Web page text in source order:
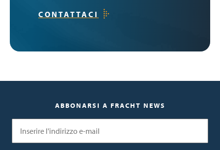
CONTATTACI
ABBONARSI A FRACHT NEWS